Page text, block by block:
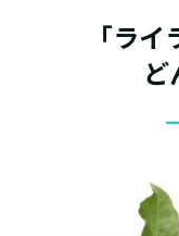
「ラ
ど